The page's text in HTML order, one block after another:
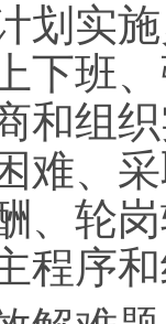
实施
下班
和组
难、
、轮
程序